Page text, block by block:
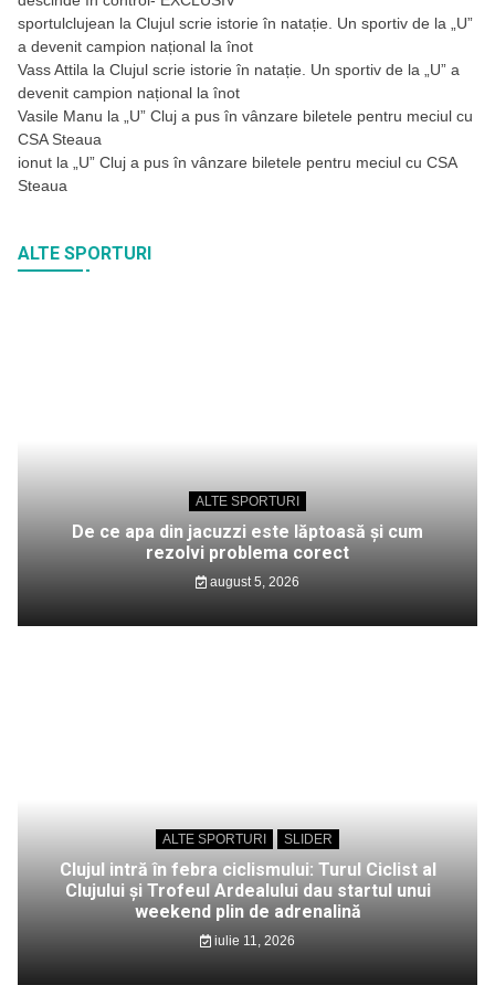
sportulclujean la Clujul scrie istorie în natație. Un sportiv de la „U”
a devenit campion național la înot
Vass Attila la Clujul scrie istorie în natație. Un sportiv de la „U” a
devenit campion național la înot
Vasile Manu la
„U” Cluj a pus în vânzare biletele pentru meciul cu
CSA Steaua
ionut la
„U” Cluj a pus în vânzare biletele pentru meciul cu CSA
Steaua
ALTE SPORTURI
ALTE SPORTURI
De ce apa din jacuzzi este lăptoasă și cum
rezolvi problema corect
august 5, 2026
ALTE SPORTURI SLIDER
Clujul intră în febra ciclismului: Turul Ciclist al
Clujului și Trofeul Ardealului dau startul unui
weekend plin de adrenalină
iulie 11, 2026